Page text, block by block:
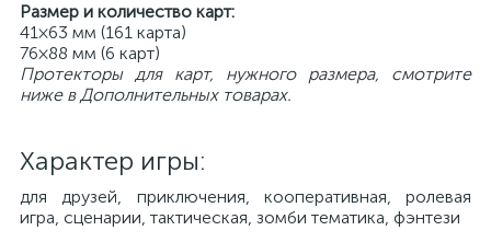
Размер и количество карт:
41×63 мм (161 карта)
76×88 мм (6 карт)
Протекторы для карт, нужного размера, смотрите
ниже в Дополнительных товарах.
Характер игры:
для друзей, приключения, кооперативная, ролевая
игра, сценарии, тактическая, зомби тематика, фэнтези